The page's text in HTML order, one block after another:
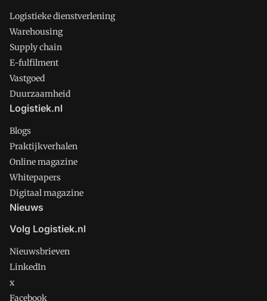
Logistieke dienstverlening
Warehousing
Supply chain
E-fulfilment
Vastgoed
Duurzaamheid
Logistiek.nl
Blogs
Praktijkverhalen
Online magazine
Whitepapers
Digitaal magazine
Nieuws
Volg Logistiek.nl
Nieuwsbrieven
LinkedIn
x
Facebook